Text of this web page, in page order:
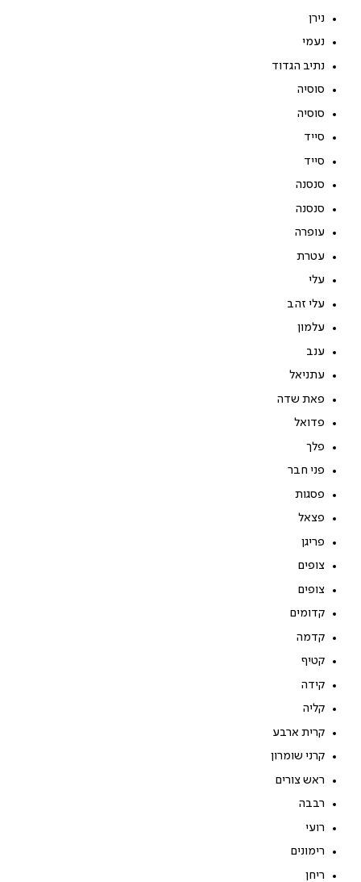
נירן
נעמי
נתיב הגדוד
סוסיה
סוסיה
סייד
סייד
סנסנה
סנסנה
עופרה
עטרת
עלי
עלי זהב
עלמון
ענב
עתניאל
פאת שדה
פדואל
פלך
פני חבר
פסגות
פצאל
פריגן
צופים
צופים
קדומים
קדמה
קטיף
קידה
קליה
קרית ארבע
קרני שומרון
ראש צורים
רבבה
רועי
רימונים
ריחן